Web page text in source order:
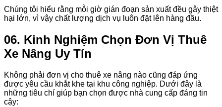
Chúng tôi hiểu rằng mỗi giờ gián đoạn sản xuất đều gây thiệt
hại lớn, vì vậy chất lượng dịch vụ luôn đặt lên hàng đầu.
06. Kinh Nghiệm Chọn Đơn Vị Thuê
Xe Nâng Uy Tín
Không phải đơn vị cho thuê xe nâng nào cũng đáp ứng
được yêu cầu khắt khe tại khu công nghiệp. Dưới đây là
những tiêu chí giúp bạn chọn được nhà cung cấp đáng tin
cậy: